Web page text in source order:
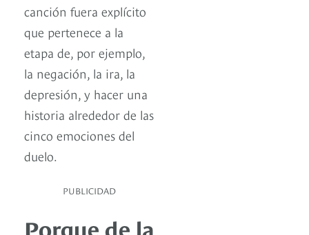
canción fuera explícito
que pertenece a la
etapa de, por ejemplo,
la negación, la ira, la
depresión, y hacer una
historia alrededor de las
cinco emociones del
duelo.
PUBLICIDAD
Porque de la